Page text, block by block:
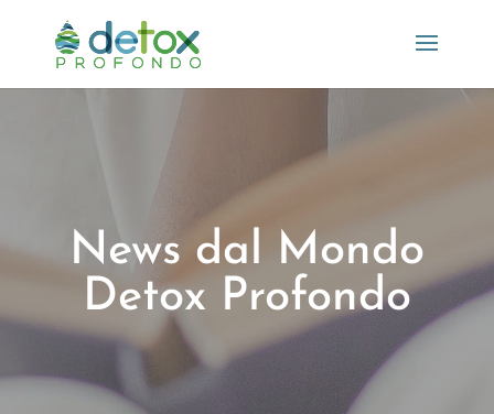
News dal Mondo
Detox Profondo